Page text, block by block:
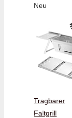
Neu
Tragbarer
Faltgrill